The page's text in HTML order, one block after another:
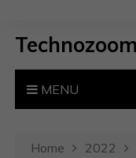
Technozoom
MENU
Home 2022